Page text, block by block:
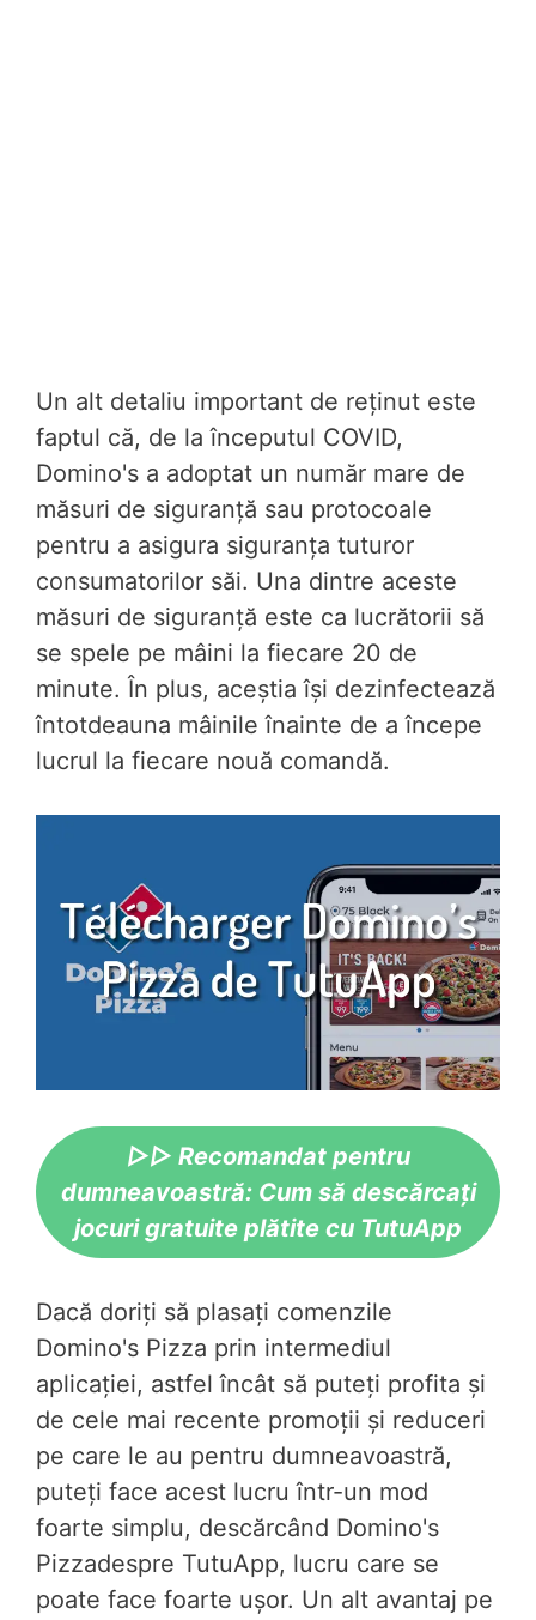
Un alt detaliu important de reținut este
faptul că, de la începutul COVID,
Domino's a adoptat un număr mare de
măsuri de siguranță sau protocoale
pentru a asigura siguranța tuturor
consumatorilor săi. Una dintre aceste
măsuri de siguranță este ca lucrătorii să
se spele pe mâini la fiecare 20 de
minute. În plus, aceștia își dezinfectează
întotdeauna mâinile înainte de a începe
lucrul la fiecare nouă comandă.
▷▷ Recomandat pentru
dumneavoastră: Cum să descărcați
jocuri gratuite plătite cu TutuApp
Dacă doriți să plasați comenzile
Domino's Pizza prin intermediul
aplicației, astfel încât să puteți profita și
de cele mai recente promoții și reduceri
pe care le au pentru dumneavoastră,
puteți face acest lucru într-un mod
foarte simplu, descărcând Domino's
Pizzadespre TutuApp, lucru care se
poate face foarte ușor. Un alt avantaj pe